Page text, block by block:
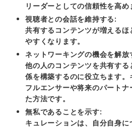
リーダーとしての信頼性を高め
視聴者との会話を維持する:
共有するコンテンツが増える
やすくなります。
ネットワーキングの機会を解放
他の人のコンテンツを共有す
係を構築するのに役立ちます
フルエンサーや将来のパート
た方法です。
無私であることを示す:
キュレーションは、自分自身